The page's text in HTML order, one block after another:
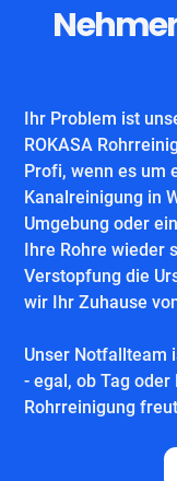
Ihr Problem ist
ROKASA
Profi, wenn es um
Kanalreinigung in
Umgebung oder
Ihre Rohre wieder
Verstopfung die
wir Ihr Zuhause
Unser Notfallteam
- egal, ob Tag oder
Rohrreinigung